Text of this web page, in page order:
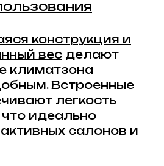
конструкция и
вес делают
климатзона
Встроенные
легкость
идеально
салонов и